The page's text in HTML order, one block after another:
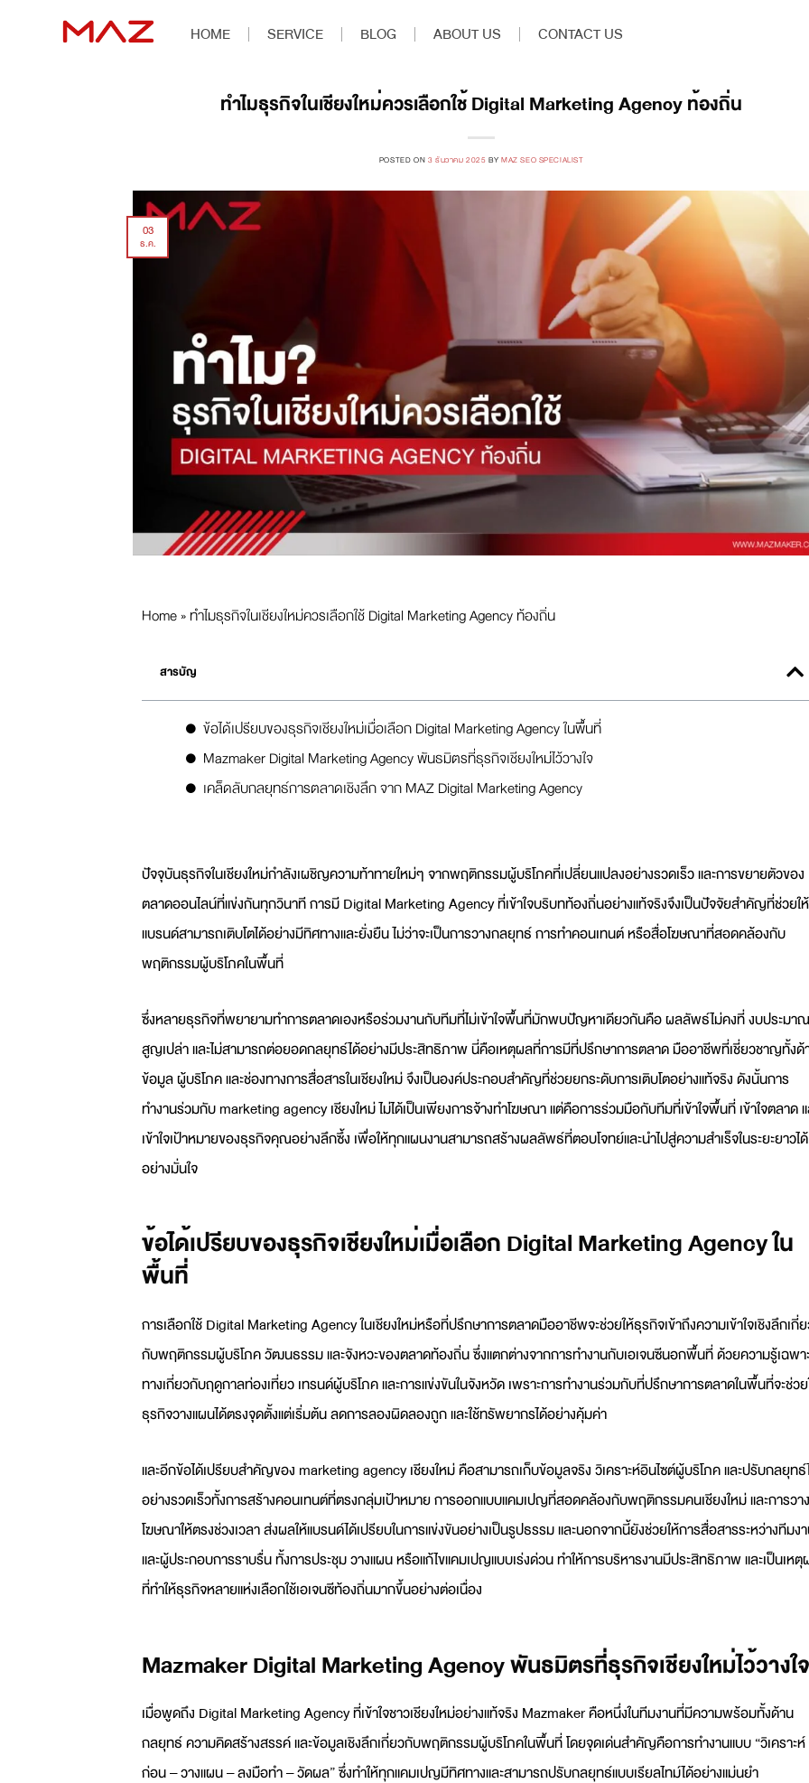
HOME SERVICE BLOG ABOUT US CONTACT US
ทำไมธุรกิจในเชียงใหม่ควรเลือกใช้ Digital Marketing Agency ท้องถิ่น
POSTED ON 3 ธันวาคม 2025 BY MAZ SEO SPECIALIST
03
ธ.ค.
Home»ทำไมธุรกิจในเชียงใหม่ควรเลือกใช้ Digital Marketing Agency ท้องถิ่น
สารบัญ
ข้อได้เปรียบของธุรกิจเชียงใหม่เมื่อเลือก Digital Marketing Agency ในพื้นที่
Mazmaker Digital Marketing Agency พันธมิตรที่ธุรกิจเชียงใหม่ไว้วางใจ
เคล็ดลับกลยุทธ์การตลาดเชิงลึก จาก MAZ Digital Marketing Agency
ปัจจุบันธุรกิจในเชียงใหม่กำลังเผชิญความท้าทายใหม่ๆ จากพฤติกรรมผู้บริโภคที่เปลี่ยนแปลงอย่างรวดเร็ว และการขยายตัวของ
ตลาดออนไลน์ที่แข่งกันทุกวินาที การมีDigital Marketing Agencyที่เข้าใจบริบทท้องถิ่นอย่างแท้จริงจึงเป็นปัจจัยสำคัญที่ช่วยให้
แบรนด์สามารถเติบโตได้อย่างมีทิศทางและยั่งยืน ไม่ว่าจะเป็นการวางกลยุทธ์ การทำคอนเทนต์ หรือสื่อโฆษณาที่สอดคล้องกับ
พฤติกรรมผู้บริโภคในพื้นที่
ซึ่งหลายธุรกิจที่พยายามทำการตลาดเองหรือร่วมงานกับทีมที่ไม่เข้าใจพื้นที่มักพบปัญหาเดียวกันคือ ผลลัพธ์ไม่คงที่ งบประมาณ
สูญเปล่า และไม่สามารถต่อยอดกลยุทธ์ได้อย่างมีประสิทธิภาพ นี่คือเหตุผลที่การมีที่ปรึกษาการตลาดมืออาชีพที่เชี่ยวชาญทั้งด้
ข้อมูล ผู้บริโภค และช่องทางการสื่อสารในเชียงใหม่ จึงเป็นองค์ประกอบสำคัญที่ช่วยยกระดับการเติบโตอย่างแท้จริง ดังนั้นการ
ทำงานร่วมกับmarketing agency เชียงใหม่ไม่ได้เป็นเพียงการจ้างทำโฆษณา แต่คือการร่วมมือกับทีมที่เข้าใจพื้นที่ เข้าใจตลาด
เข้าใจเป้าหมายของธุรกิจคุณอย่างลึกซึ้ง เพื่อให้ทุกแผนงานสามารถสร้างผลลัพธ์ที่ตอบโจทย์และนำไปสู่ความสำเร็จในระยะยาวได้
อย่างมั่นใจ
ข้อได้เปรียบของธุรกิจเชียงใหม่เมื่อเลือก Digital Marketing Agency ใน
พื้นที่
การเลือกใช้Digital Marketing Agencyในเชียงใหม่หรือที่ปรึกษาการตลาดมืออาชีพจะช่วยให้ธุรกิจเข้าถึงความเข้าใจเชิงลึกเกี่
กับพฤติกรรมผู้บริโภค วัฒนธรรม และจังหวะของตลาดท้องถิ่น ซึ่งแตกต่างจากการทำงานกับเอเจนซีนอกพื้นที่ ด้วยความรู้เฉพา
ทางเกี่ยวกับฤดูกาลท่องเที่ยว เทรนด์ผู้บริโภค และการแข่งขันในจังหวัด เพราะการทำงานร่วมกับที่ปรึกษาการตลาดในพื้นที่จะช่ว
ธุรกิจวางแผนได้ตรงจุดตั้งแต่เริ่มต้น ลดการลองผิดลองถูก และใช้ทรัพยากรได้อย่างคุ้มค่า
และอีกข้อได้เปรียบสำคัญของ marketing agency เชียงใหม่คือสามารถเก็บข้อมูลจริง วิเคราะห์อินไซต์ผู้บริโภค และปรับกลยุท
อย่างรวดเร็วทั้งการสร้างคอนเทนต์ที่ตรงกลุ่มเป้าหมาย การออกแบบแคมเปญที่สอดคล้องกับพฤติกรรมคนเชียงใหม่ และการวาง
โฆษณาให้ตรงช่วงเวลา ส่งผลให้แบรนด์ได้เปรียบในการแข่งขันอย่างเป็นรูปธรรม และนอกจากนี้ยังช่วยให้การสื่อสารระหว่างทีมง
และผู้ประกอบการราบรื่น ทั้งการประชุม วางแผน หรือแก้ไขแคมเปญแบบเร่งด่วน ทำให้การบริหารงานมีประสิทธิภาพ และเป็นเห
ที่ทำให้ธุรกิจหลายแห่งเลือกใช้เอเจนซีท้องถิ่นมากขึ้นอย่างต่อเนื่อง
Mazmaker Digital Marketing Agency พันธมิตรที่ธุรกิจเชียงใหม่ไว้วางใจ
เมื่อพูดถึง Digital Marketing Agencyที่เข้าใจชาวเชียงใหม่อย่างแท้จริง Mazmaker คือหนึ่งในทีมงานที่มีความพร้อมทั้งด้าน
กลยุทธ์ ความคิดสร้างสรรค์ และข้อมูลเชิงลึกเกี่ยวกับพฤติกรรมผู้บริโภคในพื้นที่ โดยจุดเด่นสำคัญคือการทำงานแบบ “วิเคราะห์
ก่อน – วางแผน – ลงมือทำ – วัดผล” ซึ่งทำให้ทุกแคมเปญมีทิศทางและสามารถปรับกลยุทธ์แบบเรียลไทม์ได้อย่างแม่นยำ